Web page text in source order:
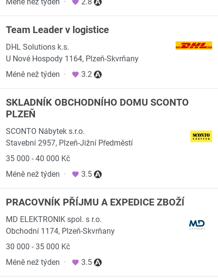
Team Leader v logistice
DHL Solutions k.s.
U Nové Hospody 1164, Plzeň-Skvrňany
Méně než týden · 3.2
SKLADNÍK OBCHODNÍHO DOMU SCONTO
PLZEŇ
SCONTO Nábytek s.r.o.
Stavební 2957, Plzeň-Jižní Předměstí
35 000 - 40 000 Kč
Méně než týden · 3.5
PRACOVNÍK PŘÍJMU A EXPEDICE ZBOŽÍ
MD ELEKTRONIK spol. s r.o.
Obchodní 1174, Plzeň-Skvrňany
30 000 - 35 000 Kč
Méně než týden · 3.5